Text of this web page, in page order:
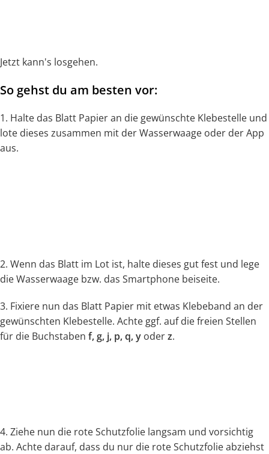
Jetzt kann's losgehen.
So gehst du am besten vor:
1. Halte das Blatt Papier an die gewünschte Klebestelle und
lote dieses zusammen mit der Wasserwaage oder der App
aus.
2. Wenn das Blatt im Lot ist, halte dieses gut fest und lege
die Wasserwaage bzw. das Smartphone beiseite.
3. Fixiere nun das Blatt Papier mit etwas Klebeband an der
gewünschten Klebestelle. Achte ggf. auf die freien Stellen
für die Buchstaben f, g, j, p, q, y oderz.
4. Ziehe nun die rote Schutzfolie langsam und vorsichtig
ab. Achte darauf, dass du nur die rote Schutzfolie abziehst